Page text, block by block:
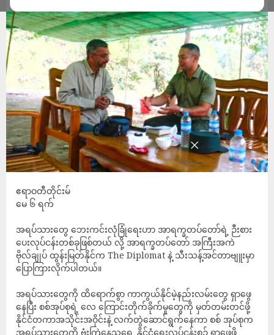
ဧရာဝတီတိုင်းမ်
မေ ၆ ရက်
အရပ်သားတွေ ဘေးကင်းလုံခြုံရေးဟာ အာရက္ခတပ်တော်ရဲ့ ဉီးစား
ပေးလုပ်ငန်းတစ်ခုဖြစ်တယ် လို့ အာရက္ခတပ်တော် အကြီးအကဲ
ဗိုလ်ချုပ် ထွန်းမြတ်နိုင်က The Diplomat နဲ့ သီးသန့်အင်တာဗျူးမှာ
ပြောကြားလိုက်ပါတယ်။
အရပ်သားတွေကို ထိရောက်စွာ ကာကွယ်နိုင်မဲ့နည်းလမ်းတွေ ရှာဖွေ
နေပြီး စစ်အုပ်စုရဲ့ လေ ကြောင်းတိုက်ခိုက်မှုတွေကို မှတ်တမ်းတင်ဖို့
နိုင်ငံတကာအသိုင်းအဝိုင်းနဲ့ လက်တွဲဆောင်ရွက်နေကာ စစ် အုပ်စုက
အရပ်သားတွေကို ဗုံးကြဲနေသရွေ့ နိုင်ငံရေးလုပ်ငန်းစဉ် ရှာဖွေဖို့